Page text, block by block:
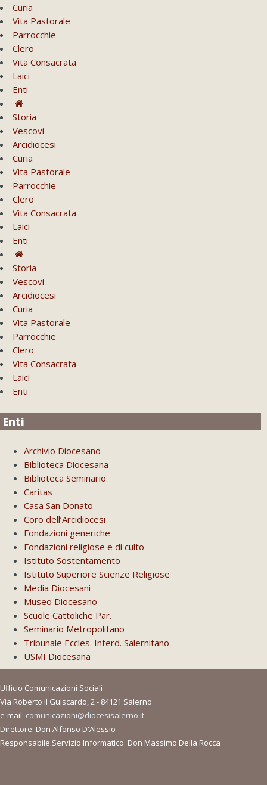
Curia
Vita Pastorale
Parrocchie
Clero
Vita Consacrata
Laici
Enti
Storia
Vescovi
Arcidiocesi
Curia
Vita Pastorale
Parrocchie
Clero
Vita Consacrata
Laici
Enti
Storia
Vescovi
Arcidiocesi
Curia
Vita Pastorale
Parrocchie
Clero
Vita Consacrata
Laici
Enti
Enti
Archivio Diocesano
Biblioteca Diocesana
Biblioteca Seminario
Caritas
Casa San Donato
Coro dell’Arcidiocesi
Fondazioni generiche
Fondazioni religiose e di culto
Istituto Sostentamento
Istituto Superiore Scienze Religiose
Media Diocesani
Museo Diocesano
Scuole Cattoliche Par.
Seminario Metropolitano
Tribunale Eccles. Interd. Salernitano
USMI Diocesana
Ufficio Comunicazioni Sociali
Via Roberto il Guiscardo, 2 - 84121 Salerno
e-mail: comunicazioni@diocesisalerno.it
Direttore: Don Alfonso D'Alessio
Responsabile Servizio Informatico: Don Massimo Della Rocca